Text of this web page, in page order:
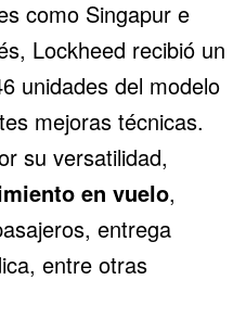
como Singapur e
Lockheed recibió un
unidades del modelo
mejoras técnicas.
su versatilidad,
en vuelo,
entrega
entre otras